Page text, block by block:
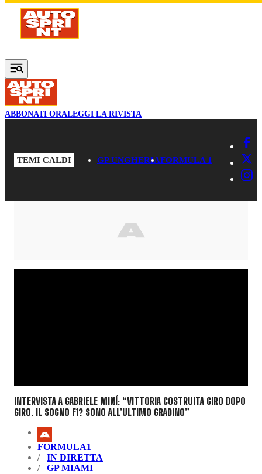
Vai al contenuto principale
ABBONATI ORALEGGI LA RIVISTA
TEMI CALDI GP UNGHERIAFORMULA 1
INTERVISTA A GABRIELE MINÍ: “VITTORIA COSTRUITA GIRO DOPO
GIRO. IL SOGNO F1? SONO ALL’ULTIMO GRADINO”
FORMULA1
IN DIRETTA
GP MIAMI